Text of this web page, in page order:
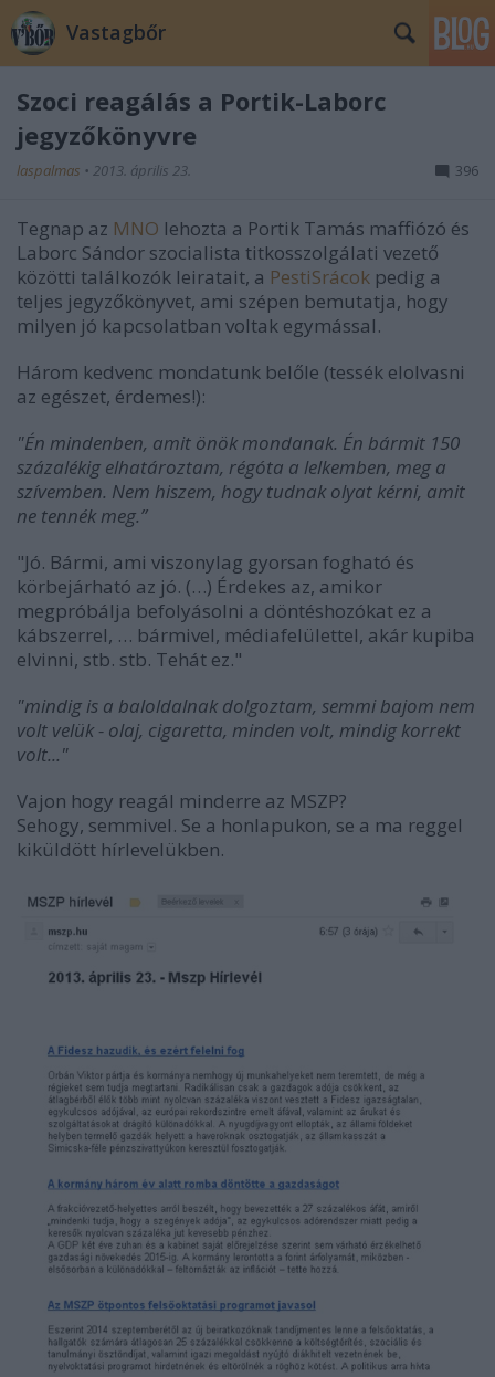
Vastagbőr
Szoci reagálás a Portik-Laborc
jegyzőkönyvre
laspalmas • 2013. április 23. 396
Tegnap az MNO lehozta a Portik Tamás maffiózó és
Laborc Sándor szocialista titkosszolgálati vezető
közötti találkozók leiratait, a PestiSrácok pedig a
teljes jegyzőkönyvet, ami szépen bemutatja, hogy
milyen jó kapcsolatban voltak egymással.
Három kedvenc mondatunk belőle (tessék elolvasni
az egészet, érdemes!):
"Én mindenben, amit önök mondanak. Én bármit 150
százalékig elhatároztam, régóta a lelkemben, meg a
szívemben. Nem hiszem, hogy tudnak olyat kérni, amit
ne tennék meg.”
"Jó. Bármi, ami viszonylag gyorsan fogható és
körbejárható az jó. (…) Érdekes az, amikor
megpróbálja befolyásolni a döntéshozókat ez a
kábszerrel, … bármivel, médiafelülettel, akár kupiba
elvinni, stb. stb. Tehát ez."
"mindig is a baloldalnak dolgoztam, semmi bajom nem
volt velük - olaj, cigaretta, minden volt, mindig korrekt
volt..."
Vajon hogy reagál minderre az MSZP?
Sehogy, semmivel. Se a honlapukon, se a ma reggel
kiküldött hírlevelükben.